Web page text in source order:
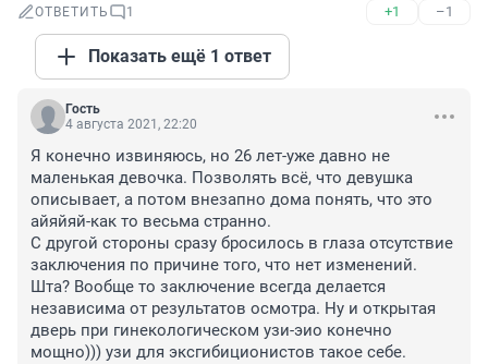
ОТВЕТИТЬ 1 +1 –1
Показать ещё 1 ответ
Гость
4 августа 2021, 22:20
Я конечно извиняюсь, но 26 лет-уже давно не
маленькая девочка. Позволять всё, что девушка
описывает, а потом внезапно дома понять, что это
айяйяй-как то весьма странно.
С другой стороны сразу бросилось в глаза отсутствие
заключения по причине того, что нет изменений.
Шта? Вообще то заключение всегда делается
независима от результатов осмотра. Ну и открытая
дверь при гинекологическом узи-эио конечно
мощно))) узи для эксгибиционистов такое себе.